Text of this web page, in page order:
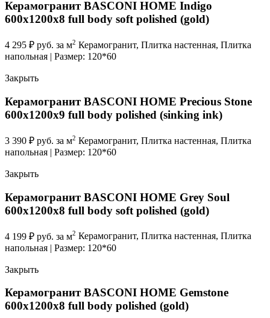
Керамогранит BASCONI HOME Indigo
600x1200x8 full body soft polished (gold)
4 295 ₽ руб. за м2 Керамогранит, Плитка настенная, Плитка
напольная | Размер: 120*60
Закрыть
Керамогранит BASCONI HOME Precious Stone
600x1200x9 full body polished (sinking ink)
3 390 ₽ руб. за м2 Керамогранит, Плитка настенная, Плитка
напольная | Размер: 120*60
Закрыть
Керамогранит BASCONI HOME Grey Soul
600x1200x8 full body soft polished (gold)
4 199 ₽ руб. за м2 Керамогранит, Плитка настенная, Плитка
напольная | Размер: 120*60
Закрыть
Керамогранит BASCONI HOME Gemstone
600x1200x8 full body polished (gold)